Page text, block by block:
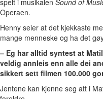
Operaen.
Henny seier at det kjekkaste
mange menneske og ha det
– Eg har alltid syntest at
veldig annleis enn alle dei
sikkert sett filmen 100.000
Jentene kan kjenne seg att i